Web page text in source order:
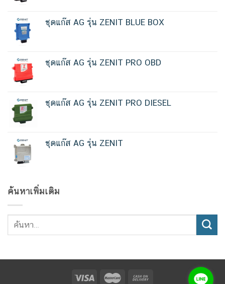
ชุดแก๊ส AG รุ่น ZENIT BLUE BOX
ชุดแก๊ส AG รุ่น ZENIT PRO OBD
ชุดแก๊ส AG รุ่น ZENIT PRO DIESEL
ชุดแก๊ส AG รุ่น ZENIT
ค้นหาเพิ่มเติม